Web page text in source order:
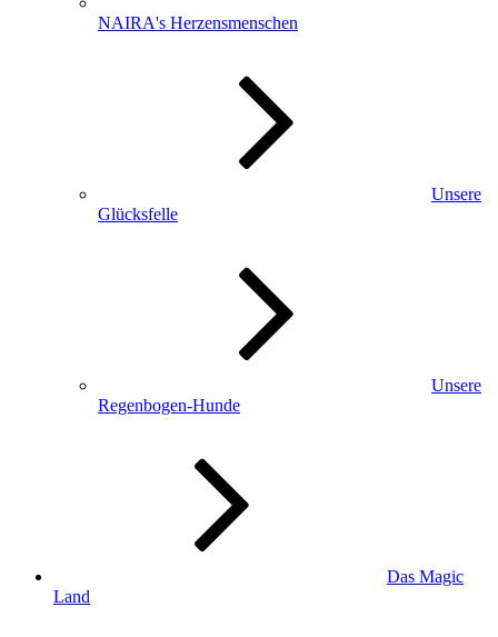
NAIRA's Herzensmenschen
Unsere
Glücksfelle
Unsere
Regenbogen-Hunde
Das Magic
Land